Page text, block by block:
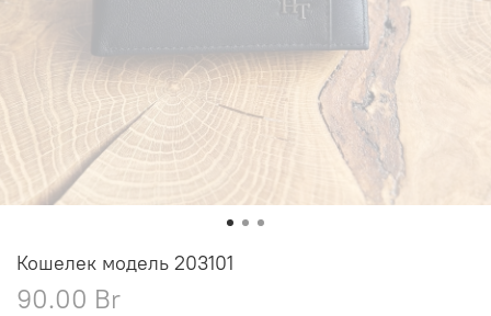
Кошелек модель 203101
90.00 Br